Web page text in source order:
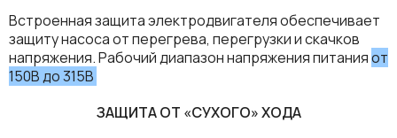
Встроенная защита электродвигателя обеспечивает
защиту насоса от перегрева, перегрузки и скачков
напряжения. Рабочий диапазон напряжения питанияот
150В до 315В
ЗАЩИТА ОТ «СУХОГО» ХОДА